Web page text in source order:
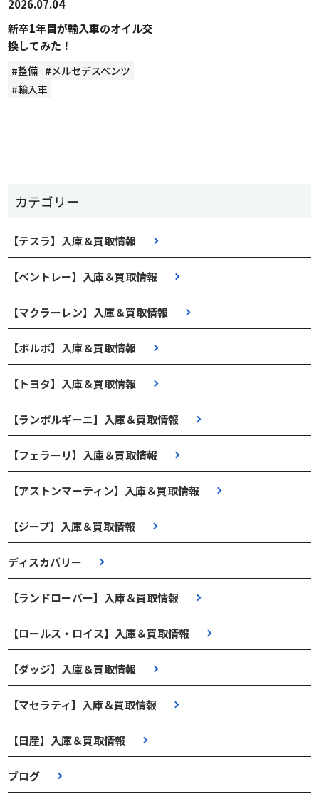
カテゴリー
【テスラ】入庫＆買取情報
【ベントレー】入庫＆買取情報
【マクラーレン】入庫＆買取情報
【ボルボ】入庫＆買取情報
【トヨタ】入庫＆買取情報
【ランボルギーニ】入庫＆買取情報
【フェラーリ】入庫＆買取情報
【アストンマーティン】入庫＆買取情報
【ジープ】入庫＆買取情報
ディスカバリー
【ランドローバー】入庫＆買取情報
【ロールス・ロイス】入庫＆買取情報
【ダッジ】入庫＆買取情報
【マセラティ】入庫＆買取情報
【日産】入庫＆買取情報
ブログ
2026.07.04
新卒1年目が輸入車のオイル交
換してみた！
#整備 #メルセデスベンツ
#輸入車